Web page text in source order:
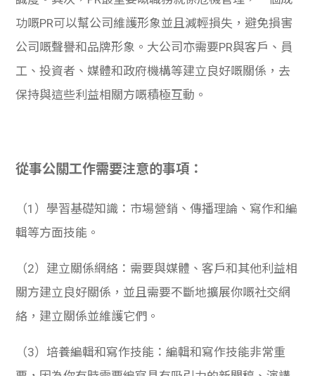
功嘅PR可以幫公司維護形象並且減輕損失，避免損害
公司嘅聲譽和品牌形象。 大公司亦需要PR與客戶、員
工、投資者、媒體和政府機構等建立良好嘅關係，去
保持與這些利益相關方嘅積極互動。
從事公關工作需要注意的事項：
（1）學習基礎知識：市場營銷、傳播理論、寫作和編
輯等方面技能。
（2）建立關係網絡：需要與媒體、客戶和其他利益相
關方建立良好關係，並且需要不斷地擴展你嘅社交網
絡，建立關係並維護它們。
（3）培養編輯和寫作技能：編輯和寫作技能非常重